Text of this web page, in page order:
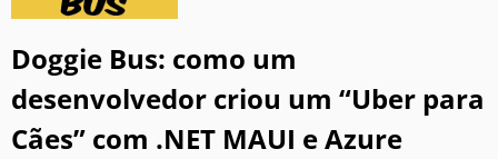
Doggie Bus: como um
desenvolvedor criou um “Uber para
Cães” com .NET MAUI e Azure